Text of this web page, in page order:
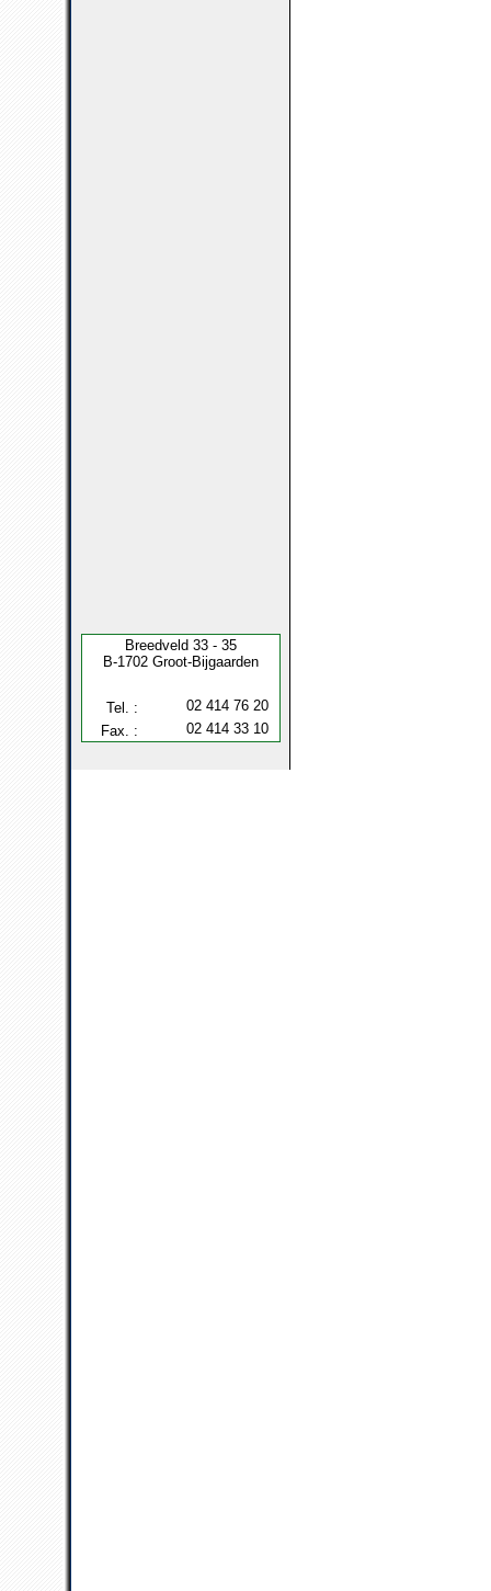
Breedveld 33 - 35
B-1702 Groot-Bijgaarden
Tel. :
02 414 76 20
Fax. :
02 414 33 10